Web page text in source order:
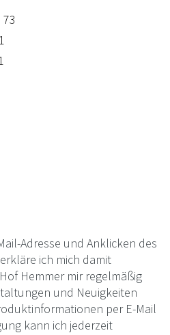
Adresse und Anklicken des
ich mich damit
Hemmer mir regelmäßig
und Neuigkeiten
per E-Mail
kann ich jederzeit